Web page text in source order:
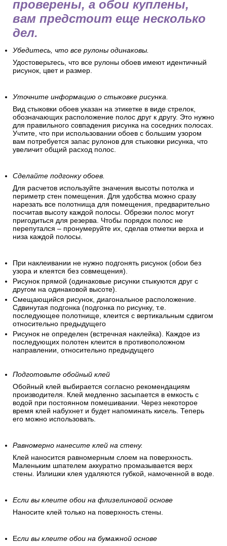
проверены, а обои куплены,
вам предстоит еще несколько
дел.
Убедитесь, что все рулоны одинаковы.
Удостоверьтесь, что все рулоны обоев имеют идентичный
рисунок, цвет и размер.
Уточните информацию о стыковке рисунка.
Вид стыковки обоев указан на этикетке в виде стрелок,
обозначающих расположение полос друг к другу. Это нужно
для правильного совпадения рисунка на соседних полосах.
Учтите, что при использовании обоев с большим узором
вам потребуется запас рулонов для стыковки рисунка, что
увеличит общий расход полос.
Сделайте подгонку обоев.
Для расчетов используйте значения высоты потолка и
периметр стен помещения. Для удобства можно сразу
нарезать все полотнища для помещения, предварительно
посчитав высоту каждой полосы. Обрезки полос могут
пригодиться для резерва. Чтобы порядок полос не
перепутался – пронумеруйте их, сделав отметки верха и
низа каждой полосы.
При наклеивании не нужно подгонять рисунок (обои без
узора и клеятся без совмещения).
Рисунок прямой (одинаковые рисунки стыкуются друг с
другом на одинаковой высоте).
Смещающийся рисунок, диагональное расположение.
Сдвинутая подгонка (подгонка по рисунку, т.е.
последующее полотнище, клеится с вертикальным сдвигом
относительно предыдущего
Рисунок не определен (встречная наклейка). Каждое из
последующих полотен клеится в противоположном
направлении, относительно предыдущего
Подготовьте обойный клей
Обойный клей выбирается согласно рекомендациям
производителя. Клей медленно засыпается в емкость с
водой при постоянном помешивании. Через некоторое
время клей набухнет и будет напоминать кисель. Теперь
его можно использовать.
Равномерно нанесите клей на стену.
Клей наносится равномерным слоем на поверхность.
Маленьким шпателем аккуратно промазывается верх
стены. Излишки клея удаляются губкой, намоченной в воде.
Если вы клеите обои на флизелиновой основе
Наносите клей только на поверхность стены.
Если вы клеите обои на бумажной основе